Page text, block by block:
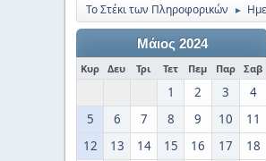
Το Στέκι των Πληροφορικών ►
Μάιος 2024
Κυρ Δευ Τρι Τετ Πεμ Παρ Σαβ
1 2 3
4
5
6 7 8 9 10
11
12
13 14 15 16 17
18